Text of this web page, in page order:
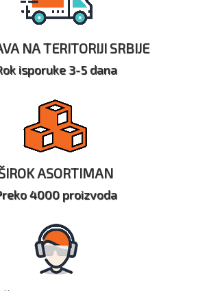
NA TERITORIJI SRBIJE
isporuke 3-5 dana
ASORTIMAN
4000 proizvoda